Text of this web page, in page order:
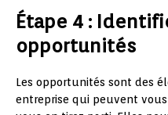
Étape 4 :
opportunités
Les opportunités sont des
entreprise qui peuvent